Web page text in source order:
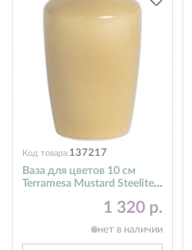
Код товара:137217
Ваза для цветов 10 см
Terramesa Mustard Steelite
1 320 р.
нет в наличии